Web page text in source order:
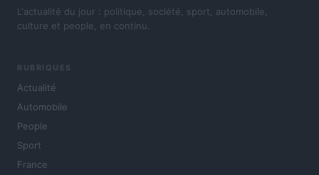
L'actualité du jour : politique, société, sport, automobile,
culture et people, en continu.
RUBRIQUES
Actualité
Automobile
People
Sport
France